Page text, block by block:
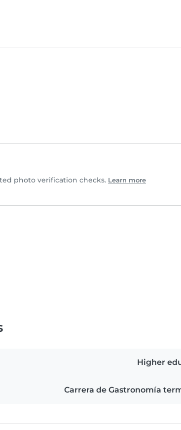
photo verification checks. Learn more
Higher
Carrera de Gastronomía